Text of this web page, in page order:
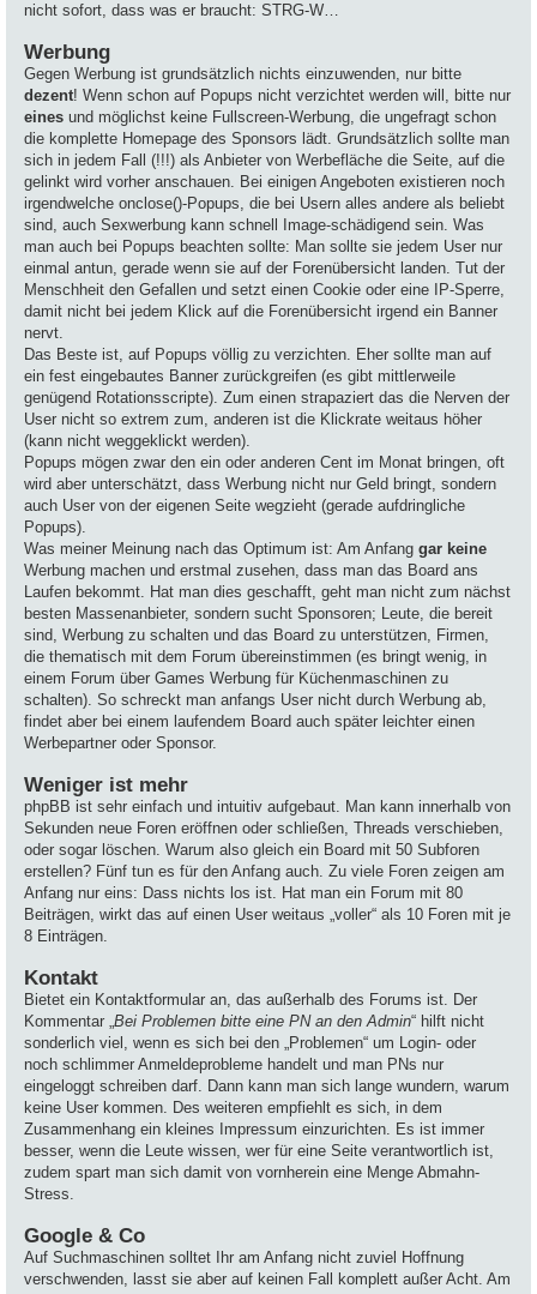
nicht sofort, dass was er braucht: STRG-W…
Werbung
Gegen Werbung ist grundsätzlich nichts einzuwenden, nur bitte
dezent! Wenn schon auf Popups nicht verzichtet werden will, bitte nur
eines und möglichst keine Fullscreen-Werbung, die ungefragt schon
die komplette Homepage des Sponsors lädt. Grundsätzlich sollte man
sich in jedem Fall (!!!) als Anbieter von Werbefläche die Seite, auf die
gelinkt wird vorher anschauen. Bei einigen Angeboten existieren noch
irgendwelche onclose()-Popups, die bei Usern alles andere als beliebt
sind, auch Sexwerbung kann schnell Image-schädigend sein. Was
man auch bei Popups beachten sollte: Man sollte sie jedem User nur
einmal antun, gerade wenn sie auf der Forenübersicht landen. Tut der
Menschheit den Gefallen und setzt einen Cookie oder eine IP-Sperre,
damit nicht bei jedem Klick auf die Forenübersicht irgend ein Banner
nervt.
Das Beste ist, auf Popups völlig zu verzichten. Eher sollte man auf
ein fest eingebautes Banner zurückgreifen (es gibt mittlerweile
genügend Rotationsscripte). Zum einen strapaziert das die Nerven der
User nicht so extrem zum, anderen ist die Klickrate weitaus höher
(kann nicht weggeklickt werden).
Popups mögen zwar den ein oder anderen Cent im Monat bringen, oft
wird aber unterschätzt, dass Werbung nicht nur Geld bringt, sondern
auch User von der eigenen Seite wegzieht (gerade aufdringliche
Popups).
Was meiner Meinung nach das Optimum ist: Am Anfang gar keine
Werbung machen und erstmal zusehen, dass man das Board ans
Laufen bekommt. Hat man dies geschafft, geht man nicht zum nächst
besten Massenanbieter, sondern sucht Sponsoren; Leute, die bereit
sind, Werbung zu schalten und das Board zu unterstützen, Firmen,
die thematisch mit dem Forum übereinstimmen (es bringt wenig, in
einem Forum über Games Werbung für Küchenmaschinen zu
schalten). So schreckt man anfangs User nicht durch Werbung ab,
findet aber bei einem laufendem Board auch später leichter einen
Werbepartner oder Sponsor.
Weniger ist mehr
phpBB ist sehr einfach und intuitiv aufgebaut. Man kann innerhalb von
Sekunden neue Foren eröffnen oder schließen, Threads verschieben,
oder sogar löschen. Warum also gleich ein Board mit 50 Subforen
erstellen? Fünf tun es für den Anfang auch. Zu viele Foren zeigen am
Anfang nur eins: Dass nichts los ist. Hat man ein Forum mit 80
Beiträgen, wirkt das auf einen User weitaus „voller“ als 10 Foren mit je
8 Einträgen.
Kontakt
Bietet ein Kontaktformular an, das außerhalb des Forums ist. Der
Kommentar „ Bei Problemen bitte eine PN an den Admin“ hilft nicht
sonderlich viel, wenn es sich bei den „Problemen“ um Login- oder
noch schlimmer Anmeldeprobleme handelt und man PNs nur
eingeloggt schreiben darf. Dann kann man sich lange wundern, warum
keine User kommen. Des weiteren empfiehlt es sich, in dem
Zusammenhang ein kleines Impressum einzurichten. Es ist immer
besser, wenn die Leute wissen, wer für eine Seite verantwortlich ist,
zudem spart man sich damit von vornherein eine Menge Abmahn-
Stress.
Google & Co
Auf Suchmaschinen solltet Ihr am Anfang nicht zuviel Hoffnung
verschwenden, lasst sie aber auf keinen Fall komplett außer Acht. Am